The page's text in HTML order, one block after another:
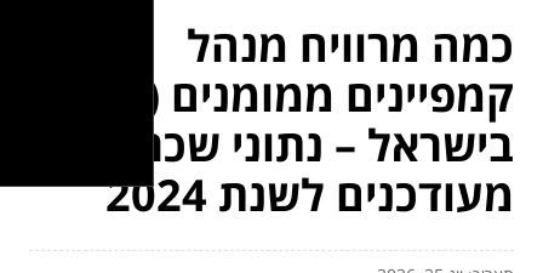
כמה מרוויח מנהל
בישראל – נתוני שכר
מעודכנים לשנת 2024